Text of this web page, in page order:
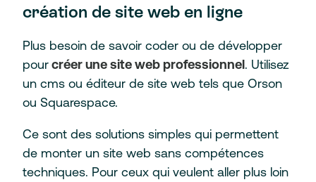
création de site web en ligne
Plus besoin de savoir coder ou de développer
pourcréer une site web professionnel. Utilisez
un cms ou éditeur de site web tels que Orson
ou Squarespace.
Ce sont des solutions simples qui permettent
de monter un site web sans compétences
techniques. Pour ceux qui veulent aller plus loin